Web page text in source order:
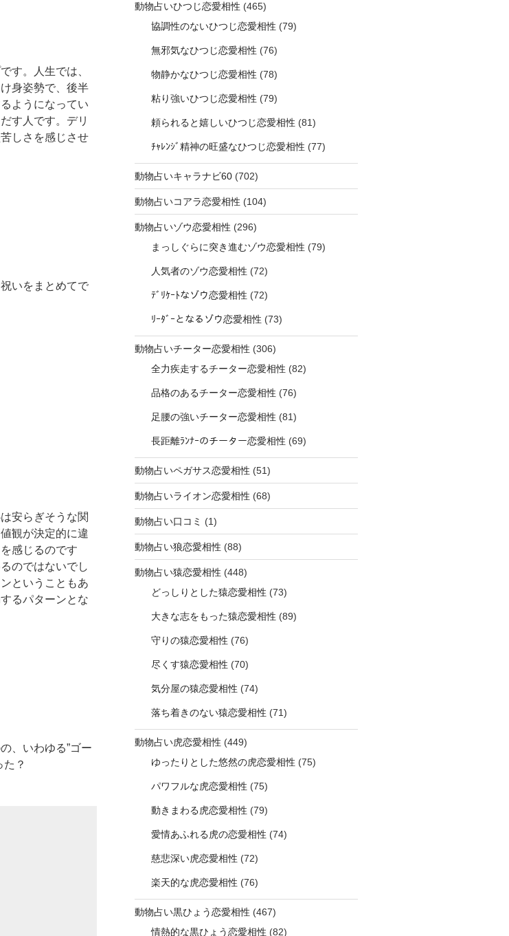
す。人生では、
身姿勢で、後半
ようになってい
す人です。デリ
しさを感じさせ
いをまとめてで
安らぎそうな関
観が決定的に違
感じるのです
のではないでし
ということもあ
るパターンとな
、いわゆる”ゴー
？
動物占いひつじ恋愛相性 (465)
協調性のないひつじ恋愛相性 (79)
無邪気なひつじ恋愛相性 (76)
物静かなひつじ恋愛相性 (78)
粘り強いひつじ恋愛相性 (79)
頼られると嬉しいひつじ恋愛相性 (81)
ﾁｬﾚﾝｼﾞ精神の旺盛なひつじ恋愛相性 (77)
動物占いキャラナビ60(702)
動物占いコアラ恋愛相性 (104)
動物占いゾウ恋愛相性 (296)
まっしぐらに突き進むゾウ恋愛相性 (79)
人気者のゾウ恋愛相性 (72)
ﾃﾞﾘｹｰﾄなゾウ恋愛相性 (72)
ﾘｰﾀﾞｰとなるゾウ恋愛相性 (73)
動物占いチーター恋愛相性 (306)
全力疾走するチーター恋愛相性 (82)
品格のあるチーター恋愛相性 (76)
足腰の強いチーター恋愛相性 (81)
長距離ﾗﾝﾅｰのチーター恋愛相性 (69)
動物占いペガサス恋愛相性 (51)
動物占いライオン恋愛相性 (68)
動物占い口コミ (1)
動物占い狼恋愛相性 (88)
動物占い猿恋愛相性 (448)
どっしりとした猿恋愛相性 (73)
大きな志をもった猿恋愛相性 (89)
守りの猿恋愛相性 (76)
尽くす猿恋愛相性 (70)
気分屋の猿恋愛相性 (74)
落ち着きのない猿恋愛相性 (71)
動物占い虎恋愛相性 (449)
ゆったりとした悠然の虎恋愛相性 (75)
パワフルな虎恋愛相性 (75)
動きまわる虎恋愛相性 (79)
愛情あふれる虎の恋愛相性 (74)
慈悲深い虎恋愛相性 (72)
楽天的な虎恋愛相性 (76)
動物占い黒ひょう恋愛相性 (467)
情熱的な黒ひょう恋愛相性 (82)